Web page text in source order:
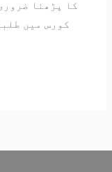
کا پڑھنا
کورس میں